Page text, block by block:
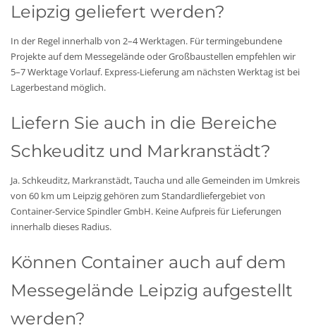
Leipzig geliefert werden?
In der Regel innerhalb von 2–4 Werktagen. Für termingebundene
Projekte auf dem Messegelände oder Großbaustellen empfehlen wir
5–7 Werktage Vorlauf. Express-Lieferung am nächsten Werktag ist bei
Lagerbestand möglich.
Liefern Sie auch in die Bereiche
Schkeuditz und Markranstädt?
Ja. Schkeuditz, Markranstädt, Taucha und alle Gemeinden im Umkreis
von 60 km um Leipzig gehören zum Standardliefergebiet von
Container-Service Spindler GmbH. Keine Aufpreis für Lieferungen
innerhalb dieses Radius.
Können Container auch auf dem
Messegelände Leipzig aufgestellt
werden?